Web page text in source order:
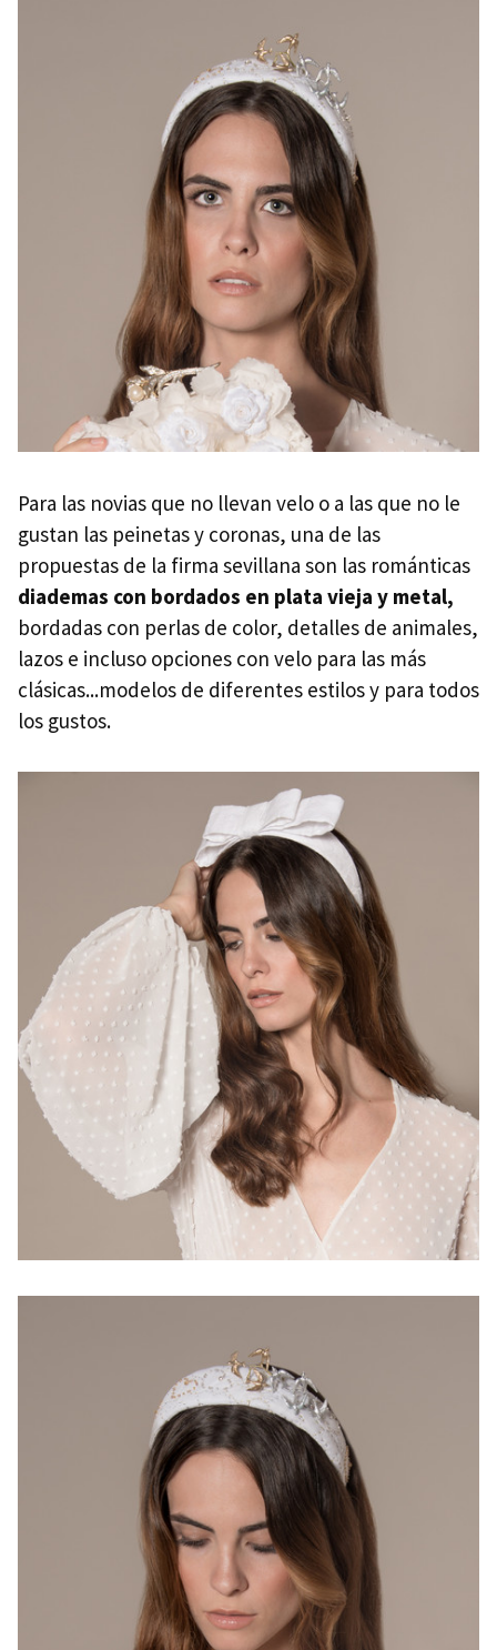
Para las novias que no llevan velo o a las que no le
gustan las peinetas y coronas, una de las
propuestas de la firma sevillana son las románticas
diademas con bordados en plata vieja y metal,
bordadas con perlas de color, detalles de animales,
lazos e incluso opciones con velo para las más
clásicas...modelos de diferentes estilos y para todos
los gustos.